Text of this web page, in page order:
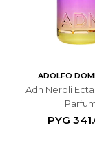
ADOLFO
Adn Neroli
PYG